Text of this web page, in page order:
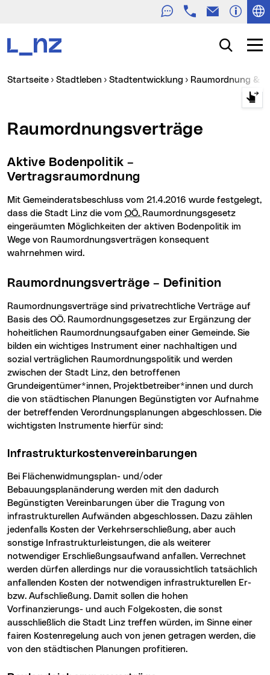
TelefonE-Mail
Suche
Sie sind hier:
Startseite Stadtleben Stadtentwicklung Raumordnung &
Raumordnungsverträge
Aktive Bodenpolitik –
Vertragsraumordnung
Mit Gemeinderatsbeschluss vom 21.4.2016 wurde festgelegt,
dass die Stadt Linz die vom OÖ. Raumordnungsgesetz
eingeräumten Möglichkeiten der aktiven Bodenpolitik im
Wege von Raumordnungsverträgen konsequent
wahrnehmen wird.
Raumordnungsverträge – Definition
Raumordnungsverträge sind privatrechtliche Verträge auf
Basis des OÖ. Raumordnungsgesetzes zur Ergänzung der
hoheitlichen Raumordnungsaufgaben einer Gemeinde. Sie
bilden ein wichtiges Instrument einer nachhaltigen und
sozial verträglichen Raumordnungspolitik und werden
zwischen der Stadt Linz, den betroffenen
Grundeigentümer*innen, Projektbetreiber*innen und durch
die von städtischen Planungen Begünstigten vor Aufnahme
der betreffenden Verordnungsplanungen abgeschlossen. Die
wichtigsten Instrumente hierfür sind:
Infrastrukturkostenvereinbarungen
Bei Flächenwidmungsplan- und/oder
Bebauungsplanänderung werden mit den dadurch
Begünstigten Vereinbarungen über die Tragung von
infrastrukturellen Aufwänden abgeschlossen. Dazu zählen
jedenfalls Kosten der Verkehrserschließung, aber auch
sonstige Infrastrukturleistungen, die als weiterer
notwendiger Erschließungsaufwand anfallen. Verrechnet
werden dürfen allerdings nur die voraussichtlich tatsächlich
anfallenden Kosten der notwendigen infrastrukturellen Er-
bzw. Aufschließung. Damit sollen die hohen
Vorfinanzierungs- und auch Folgekosten, die sonst
ausschließlich die Stadt Linz treffen würden, im Sinne einer
fairen Kostenregelung auch von jenen getragen werden, die
von den städtischen Planungen profitieren.